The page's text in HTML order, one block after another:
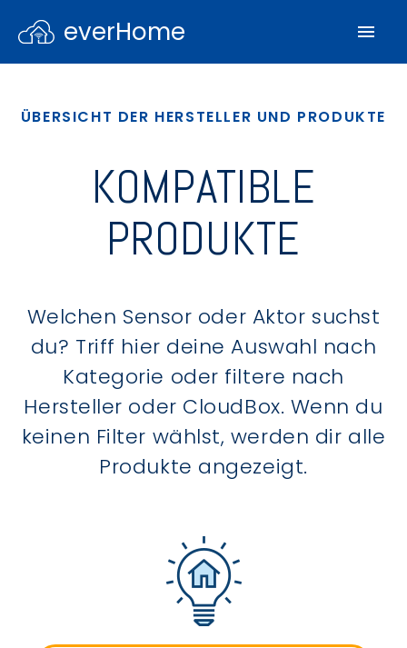
everHome
ÜBERSICHT DER HERSTELLER UND PRODUKTE
KOMPATIBLE
PRODUKTE
Welchen Sensor oder Aktor suchst
du? Triff hier deine Auswahl nach
Kategorie oder filtere nach
Hersteller oder CloudBox. Wenn du
keinen Filter wählst, werden dir alle
Produkte angezeigt.